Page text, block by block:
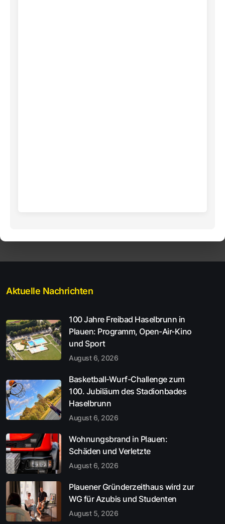
Aktuelle Nachrichten
100 Jahre Freibad Haselbrunn in
Plauen: Programm, Open-Air-Kino
und Sport
August 6, 2026
Basketball-Wurf-Challenge zum
100. Jubiläum des Stadionbades
Haselbrunn
August 6, 2026
Wohnungsbrand in Plauen:
Schäden und Verletzte
August 6, 2026
Plauener Gründerzeithaus wird zur
WG für Azubis und Studenten
August 5, 2026